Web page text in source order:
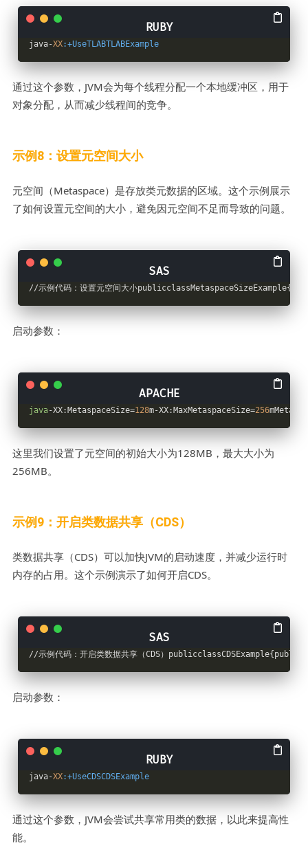
java-XX:+UseTLABTLABExample
通过这个参数，JVM会为每个线程分配一个本地缓冲区，用于
对象分配，从而减少线程间的竞争。
示例8：设置元空间大小
元空间（Metaspace）是存放类元数据的区域。这个示例展示
了如何设置元空间的大小，避免因元空间不足而导致的问题。
//示例代码：设置元空间大小
启动参数：
java-XX:MetaspaceSize=128m-XX:MaxMetaspaceSize=256
这里我们设置了元空间的初始大小为128MB，最大大小为
256MB。
示例9：开启类数据共享（CDS）
类数据共享（CDS）可以加快JVM的启动速度，并减少运行时
内存的占用。这个示例演示了如何开启CDS。
//示例代码：开启类数据共享（CDS）
启动参数：
java-XX:+UseCDSCDSExample
通过这个参数，JVM会尝试共享常用类的数据，以此来提高性
能。